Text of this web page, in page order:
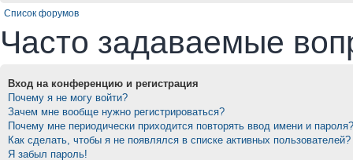
Список форумов
Часто задаваемые
Вход на конференцию и регистрация
Почему я не могу войти?
Зачем мне вообще нужно регистрироваться?
Почему мне периодически приходится повторять ввод имени и пароля?
Как сделать, чтобы я не появлялся в списке активных пользователей?
Я забыл пароль!